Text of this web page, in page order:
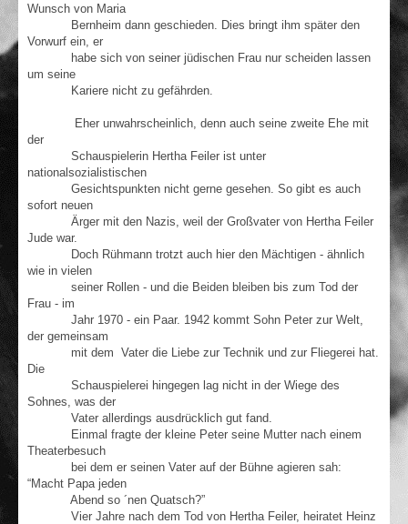
Wunsch von Maria
Bernheim dann geschieden. Dies bringt ihm später den
Vorwurf ein, er
habe sich von seiner jüdischen Frau nur scheiden lassen
um seine
Kariere nicht zu gefährden.
Eher unwahrscheinlich, denn auch seine zweite Ehe mit
der
Schauspielerin Hertha Feiler ist unter
nationalsozialistischen
Gesichtspunkten nicht gerne gesehen. So gibt es auch
sofort neuen
Ärger mit den Nazis, weil der Großvater von Hertha Feiler
Jude war.
Doch Rühmann trotzt auch hier den Mächtigen - ähnlich
wie in vielen
seiner Rollen - und die Beiden bleiben bis zum Tod der
Frau - im
Jahr 1970 - ein Paar. 1942 kommt Sohn Peter zur Welt,
der gemeinsam
mit dem Vater die Liebe zur Technik und zur Fliegerei hat.
Die
Schauspielerei hingegen lag nicht in der Wiege des
Sohnes, was der
Vater allerdings ausdrücklich gut fand.
Einmal fragte der kleine Peter seine Mutter nach einem
Theaterbesuch
bei dem er seinen Vater auf der Bühne agieren sah:
“Macht Papa jeden
Abend so ´nen Quatsch?”
Vier Jahre nach dem Tod von Hertha Feiler, heiratet Heinz